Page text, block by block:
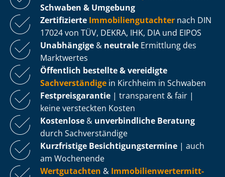
Schwaben & Umgebung
Zertifizierte Im­mo­bi­li­en­gut­ach­ter nach DIN
17024 von TÜV, DEKRA, IHK, DIA und EIPOS
Unabhängige & neutrale Ermittlung des
Marktwertes
Öffentlich bestellte & vereidigte
Sachverständige in Kirchheim in Schwaben
Fest­preis­ga­ran­tie | transparent & fair |
keine versteckten Kosten
Kostenlose & unverbindliche Beratung
durch Sachverständige
Kurzfristige Be­sich­ti­gungs­ter­mi­ne | auch
am Wochenende
Wertgutachten & Im­mo­bi­li­en­wert­ermitt­